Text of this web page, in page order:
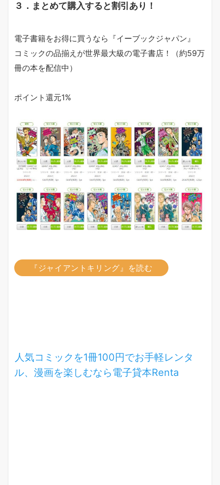
３．まとめて購入すると割引あり！
電子書籍をお得に買うなら『イーブックジャパン』
コミックの品揃えが世界最大級の電子書店！（約59万
冊の本を配信中）
ポイント還元1%
『ジャイアントキリング』を読む
人気コミックを1冊100円でお手軽レンタ
ル、漫画を楽しむなら電子貸本Renta